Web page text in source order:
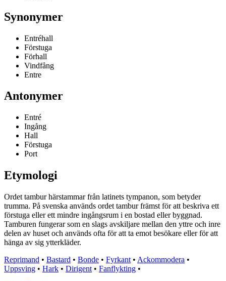
Synonymer
Entréhall
Förstuga
Förhall
Vindfång
Entre
Antonymer
Entré
Ingång
Hall
Förstuga
Port
Etymologi
Ordet tambur härstammar från latinets tympanon, som betyder
trumma. På svenska används ordet tambur främst för att beskriva ett
förstuga eller ett mindre ingångsrum i en bostad eller byggnad.
Tamburen fungerar som en slags avskiljare mellan den yttre och inre
delen av huset och används ofta för att ta emot besökare eller för att
hänga av sig ytterkläder.
Reprimand • Bastard • Bonde • Fyrkant • Ackommodera •
Uppsving • Hark • Dirigent • Fanflykting •